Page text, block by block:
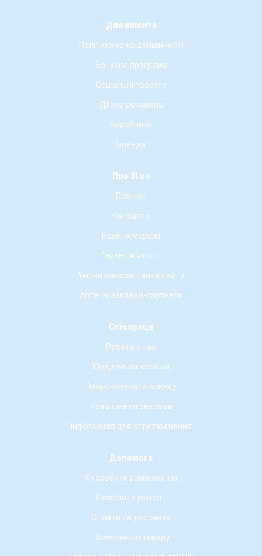
Для клієнта
Політика конфіденційності
Бонусна програма
Соціальні проєкти
Діюча речовина
Виробники
Бренди
Про 3i.ua
Про нас
Контакти
Новини мережі
Гарантія якості
Умови використання сайту
Аптечні заклади-партнери
Співпраця
Робота у нас
Юридичним особам
Запропонувати оренду
Розміщення реклами
Інформація для оприлюднення
Допомога
Як зробити замовлення
Розібрати рецепт
Оплата та доставка
Повернення товару